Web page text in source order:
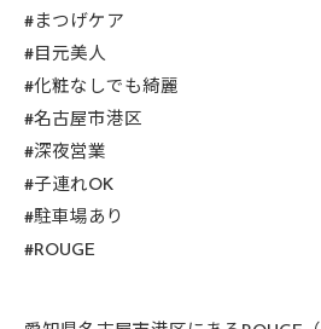
#まつげケア
#目元美人
#化粧なしでも綺麗
#名古屋市港区
#深夜営業
#子連れOK
#駐車場あり
#ROUGE